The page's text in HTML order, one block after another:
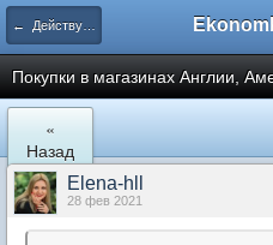
← Действующие закупки
Покупки в магазинах Англии,
«
Назад
Elena-hll
28 фев 2021